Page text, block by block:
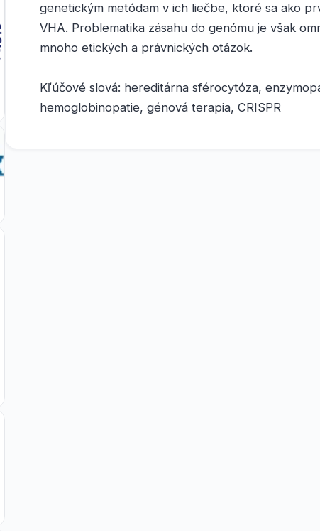
genetickým metódam v ich liečbe, ktoré sa ako
VHA. Problematika zásahu do genómu je však
mnoho etických a právnických otázok.
Kľúčové slová: hereditárna sférocytóza,
hemoglobinopatie, génová terapia, CRISPR